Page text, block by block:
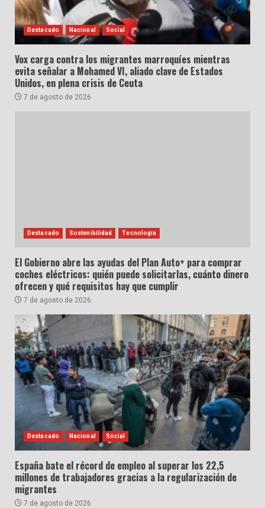
Destacado Nacional Social
Vox carga contra los migrantes marroquíes mientras
evita señalar a Mohamed VI, aliado clave de Estados
Unidos, en plena crisis de Ceuta
7 de agosto de 2026
Destacado Sostenibilidad Tecnología
El Gobierno abre las ayudas del Plan Auto+ para comprar
coches eléctricos: quién puede solicitarlas, cuánto dinero
ofrecen y qué requisitos hay que cumplir
7 de agosto de 2026
Destacado Nacional Social
España bate el récord de empleo al superar los 22,5
millones de trabajadores gracias a la regularización de
migrantes
7 de agosto de 2026